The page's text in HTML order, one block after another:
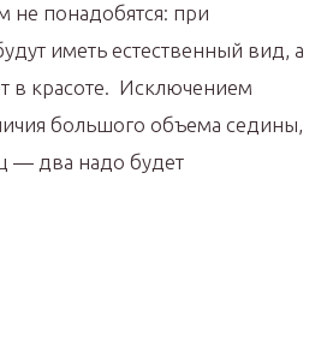
не понадобятся: при
иметь естественный вид, а
в красоте. Исключением
большого объема седины,
— два надо будет